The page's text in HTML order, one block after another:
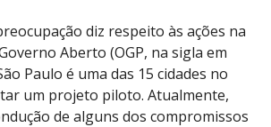
diz respeito às ações na
Aberto (OGP, na sigla em
Paulo é uma das 15 cidades no
um projeto piloto. Atualmente,
de alguns dos compromissos